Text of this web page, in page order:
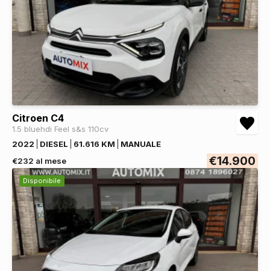
Citroen C4
1.5 bluehdi Feel s&s 110cv
2022
DIESEL 61.616 KM
MANUALE
€232 al mese
€14.900
Disponibile